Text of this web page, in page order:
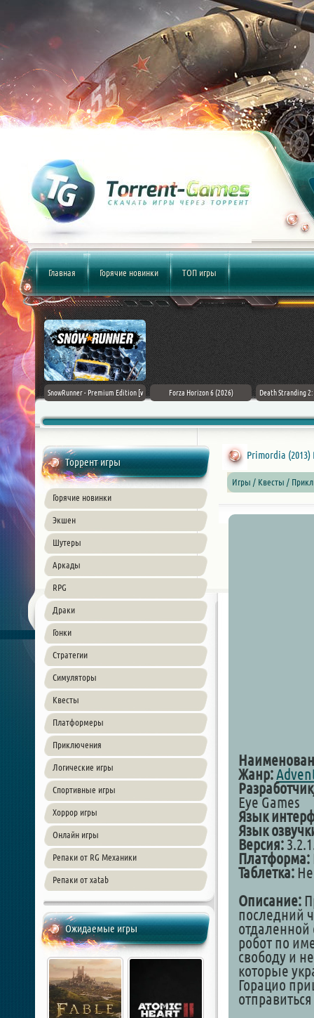
Главная Горячие новинки ТОП игры
Flag
PC
SnowRunner - Premium Edition [v
Forza Horizon 6 (2026) Death Stranding
Торрент игры
Горячие новинки
Экшен
Шутеры
Аркады
RPG
Драки
Гонки
Стратегии
Симуляторы
Квесты
Платформеры
Приключения
Логические игры
Спортивные игры
Хоррор игры
Онлайн игры
Репаки от RG Механики
Репаки от xatab
Ожидаемые игры
Primordia (2013)
Игры / Квесты /
Жанр:
Eye Games
Язык
Язык
Версия:
Платформа:
Таблетка:
Описание:
последний
отдаленной
робот по
свободу и
которые
Горацио